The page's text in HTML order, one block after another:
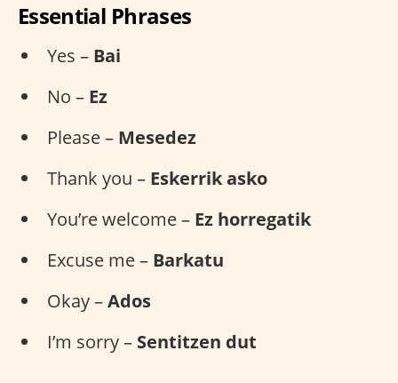
Essential Phrases
Yes – Bai
No – Ez
Please – Mesedez
Thank you – Eskerrik asko
You’re welcome – Ez horregatik
Excuse me – Barkatu
Okay –Ados
I’m sorry – Sentitzen dut